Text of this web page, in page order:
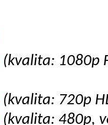
(kvalita: 1080p
(kvalita: 720p
(kvalita: 480p,